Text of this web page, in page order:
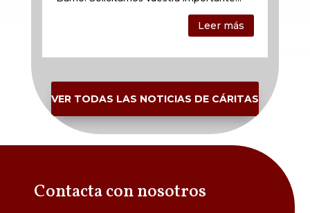
Leer más
VER TODAS LAS NOTICIAS DE CÁRITAS
Contacta con nosotros